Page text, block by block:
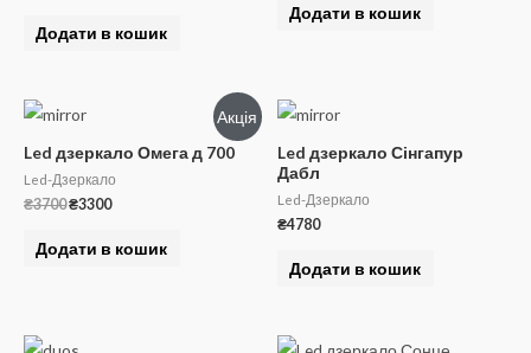
Додати в кошик
Додати в кошик
Акція
Led дзеркало Омега д 700
Led-Дзеркало
₴3700Оригінальна
₴3300Поточна
Додати в кошик
Led дзеркало Сінгапур
Дабл
Led-Дзеркало
₴4780
Додати в кошик